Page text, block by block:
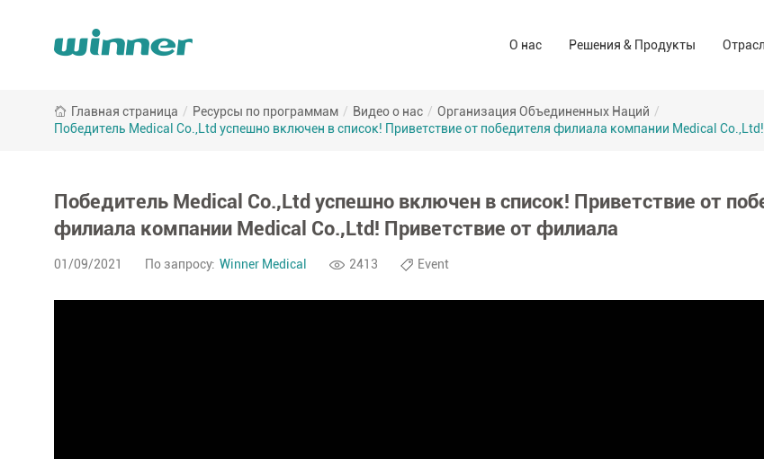
О нас
Решения & Продукты
Главная страница / Ресурсы по программам / Видео о нас / Организация Объединенных Наций /
Победитель Medical Co.,Ltd успешно включен в список! Приветствие от победителя филиала компании Medical
Победитель Medical Co.,Ltd успешно включен в список! Приветствие от
филиала компании Medical Co.,Ltd! Приветствие от филиала
01/09/2021 По запросу: Winner Medical 2413 Event